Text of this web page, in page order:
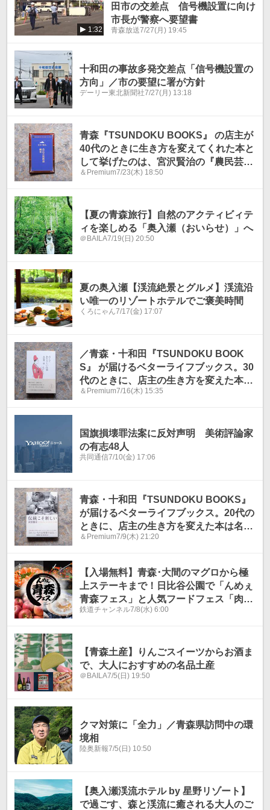
1:32
田市の交差点 信号機設置に向け
市長が警察へ要望書
青森放送7/27(月) 19:45
十和田の事故多発交差点「信号機設置の
方向」／市の要望に署が方針
デーリー東北新聞社7/27(月) 13:18
青森『TSUNDOKU BOOKS』 の店主が
40代のときに生き方を変えてくれた本と
して挙げたのは、宮沢賢治の『農民芸術
概論綱要』。
＆Premium7/23(木) 18:50
【夏の青森旅行】自然のアクティビィテ
ィを楽しめる「奥入瀬（おいらせ）」へ
＠BAILA7/19(日) 20:50
夏の奥入瀬【渓流絶景とグルメ】渓流沿
い唯一のリゾートホテルでご褒美時間
くろにゃん7/17(金) 17:07
／青森・十和田『TSUNDOKU BOOK
S』 が届けるベターライフブックス。30
代のときに、店主の生き方を変えた本は
『古くてあたらしい仕事』。
＆Premium7/16(木) 15:35
国旗損壊罪法案に反対声明 美術評論家
の有志48人
共同通信7/10(金) 17:06
青森・十和田『TSUNDOKU BOOKS』
が届けるベターライフブックス。20代の
ときに、店主の生き方を変えた本は名パ
ティシエの本でした。
＆Premium7/9(木) 21:20
【入場無料】青森･大間のマグロから極
上ステーキまで！日比谷公園で「んめぇ
青森フェス」と人気フードフェス「肉
祭」が同時開催に！
鉄道チャンネル7/8(水) 6:00
【青森土産】りんごスイーツからお酒ま
で、大人におすすめの名品土産
＠BAILA7/5(日) 19:50
クマ対策に「全力」／青森県訪問中の環
境相
陸奥新報7/5(日) 10:50
【奥入瀬渓流ホテル by 星野リゾート】
で過ごす、森と渓流に癒される大人のご